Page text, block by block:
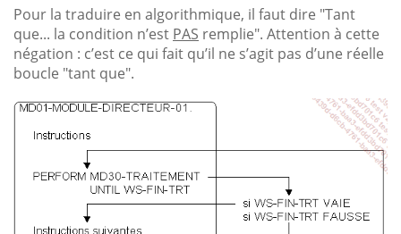
Pour la traduire en algorithmique, il faut dire "Tant
que... la condition n’est PAS remplie". Attention à cette
négation : c’est ce qui fait qu’il ne s’agit pas d’une réelle
boucle "tant que".